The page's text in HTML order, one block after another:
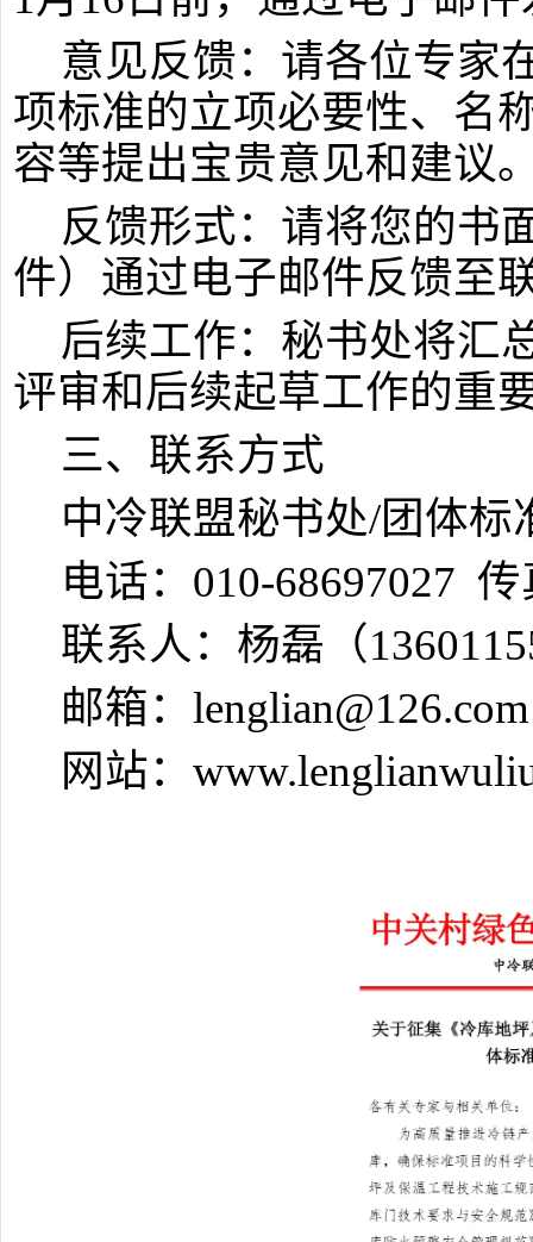
意见反馈：请各位专家
项标准的立项必要性、名
容等提出宝贵意见和建议
反馈形式：请将您的书
件）通过电子邮件反馈至
后续工作：秘书处将汇
评审和后续起草工作的重
三、联系方式
中冷联盟秘书处/团体标
电话：010-68697027
联系人：杨磊（
邮箱：
网站：